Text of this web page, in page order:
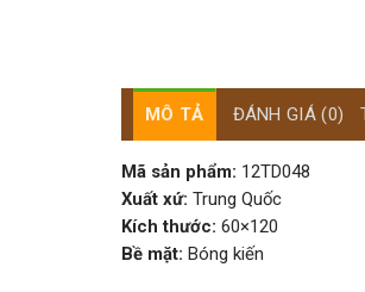
MÔ TẢ ĐÁNH GIÁ (0)
Mã sản phẩm: 12TD048
Xuất xứ: Trung Quốc
Kích thước: 60×120
Bề mặt: Bóng kiến